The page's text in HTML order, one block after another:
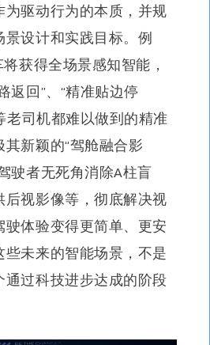
为驱动行为的本质，并规
设计和实践目标。 例
获得全场景感知智能，
返回”、“精准贴边停
老司机都难以做到的精准
新颖的“驾舱融合影
驶者无死角消除A柱盲
后视影像等，彻底解决视
驶体验变得更简单、更安
些未来的智能场景，不是
通过科技进步达成的阶段